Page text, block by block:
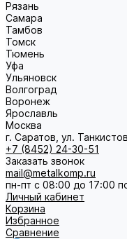
Рязань
Самара
Тамбов
Томск
Тюмень
Уфа
Ульяновск
Волгоград
Воронеж
Ярославль
Москва
г. Саратов, ул.
+7 (8452) 24-30-51
Заказать звонок
mail@metalkomp.ru
пн-пт с 08:00 до 17:00
Личный кабинет
Корзина
Избранное
Сравнение